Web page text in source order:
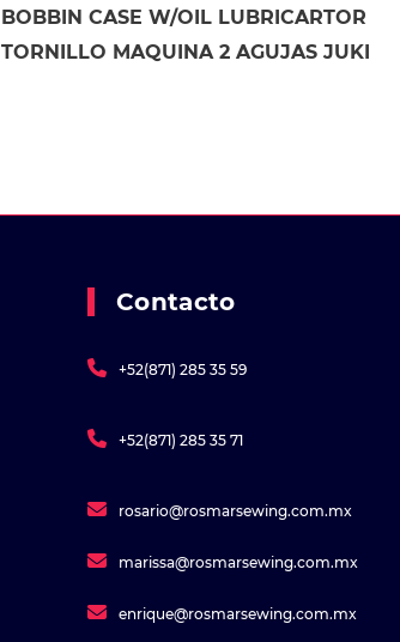
BOBBIN CASE W/OIL LUBRICARTOR
TORNILLO MAQUINA 2 AGUJAS JUKI
Contacto
+52(871) 285 35 59
+52(871) 285 35 71
rosario@rosmarsewing.com.mx
marissa@rosmarsewing.com.mx
enrique@rosmarsewing.com.mx